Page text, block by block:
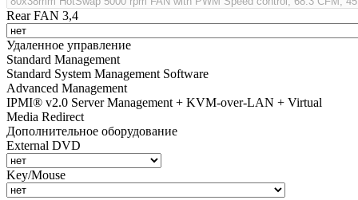
Rear FAN 3,4
Удаленное управление
Standard Management
Standard System Management Software
Advanced Management
IPMI® v2.0 Server Management + KVM-over-LAN + Virtual
Media Redirect
Дополнительное оборудование
External DVD
Key/Mouse